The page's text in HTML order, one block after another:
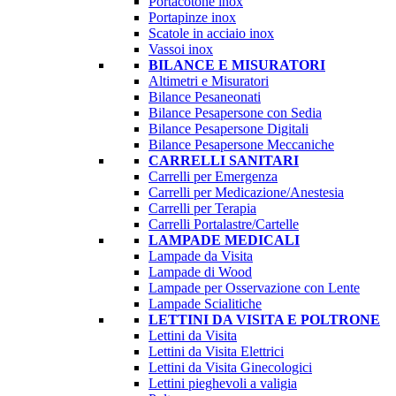
Portapinze inox
Scatole in acciaio inox
Vassoi inox
BILANCE E MISURATORI
Altimetri e Misuratori
Bilance Pesaneonati
Bilance Pesapersone con Sedia
Bilance Pesapersone Digitali
Bilance Pesapersone Meccaniche
CARRELLI SANITARI
Carrelli per Emergenza
Carrelli per Medicazione/Anestesia
Carrelli per Terapia
Carrelli Portalastre/Cartelle
LAMPADE MEDICALI
Lampade da Visita
Lampade di Wood
Lampade per Osservazione con Lente
Lampade Scialitiche
LETTINI DA VISITA E POLTRONE
Lettini da Visita
Lettini da Visita Elettrici
Lettini da Visita Ginecologici
Lettini pieghevoli a valigia